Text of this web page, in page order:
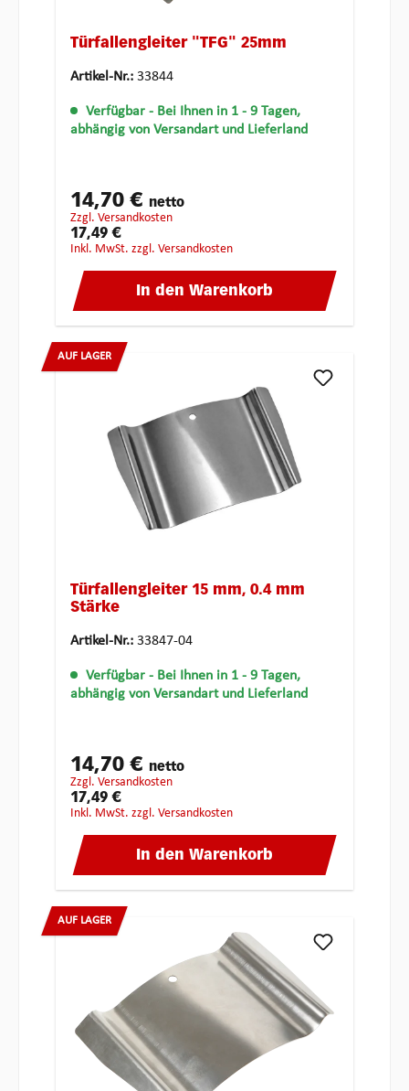
Türfallengleiter "TFG" 25mm
Artikel-Nr.: 33844
Verfügbar - Bei Ihnen in 1 - 9 Tagen,
abhängig von Versandart und Lieferland
14,70 € netto
zzgl. Versandkosten
17,49 €
inkl. MwSt. zzgl. Versandkosten
In den Warenkorb
AUF LAGER
Türfallengleiter 15 mm, 0.4 mm
Stärke
Artikel-Nr.: 33847-04
Verfügbar - Bei Ihnen in 1 - 9 Tagen,
abhängig von Versandart und Lieferland
14,70 € netto
zzgl. Versandkosten
17,49 €
inkl. MwSt. zzgl. Versandkosten
In den Warenkorb
AUF LAGER